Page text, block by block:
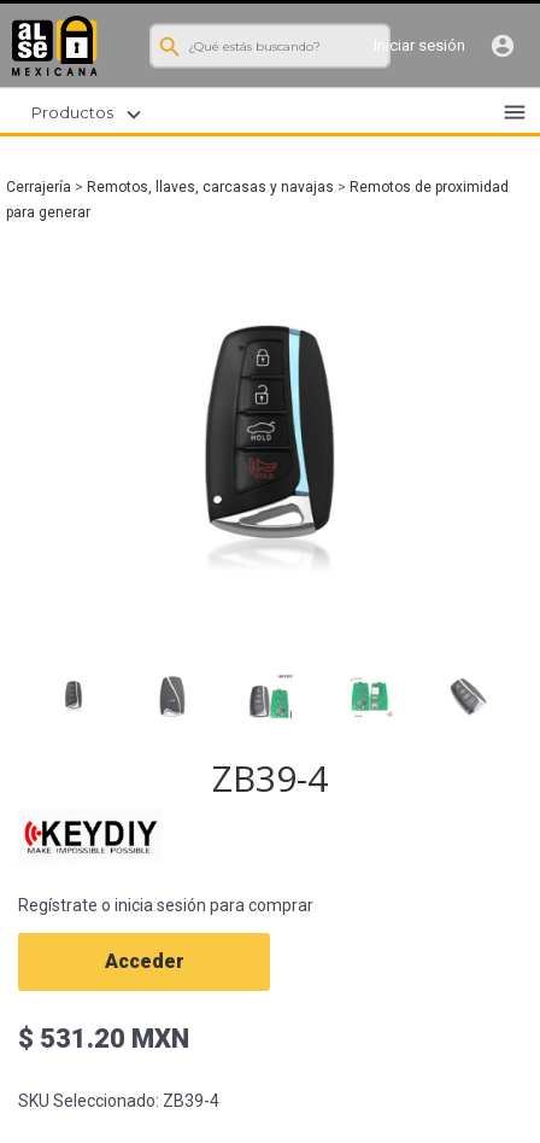
search Iniciar sesión account_circle
menu
Productos expand_more
Cerrajería > Remotos, llaves, carcasas y navajas > Remotos de proximidad
para generar
ZB39-4
Regístrate o inicia sesión para comprar
Acceder
$ 531.20 MXN
SKU Seleccionado: ZB39-4